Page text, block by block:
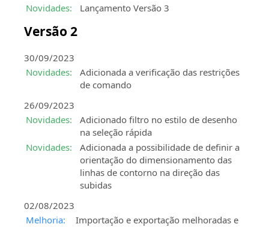
Novidades:
Lançamento Versão 3
Versão 2
30/09/2023
Novidades:
Adicionada a verificação das restrições
de comando
26/09/2023
Novidades:
Adicionado filtro no estilo de desenho
na seleção rápida
Novidades:
Adicionada a possibilidade de definir a
orientação do dimensionamento das
linhas de contorno na direção das
subidas
02/08/2023
Melhoria:
Importação e exportação melhoradas e